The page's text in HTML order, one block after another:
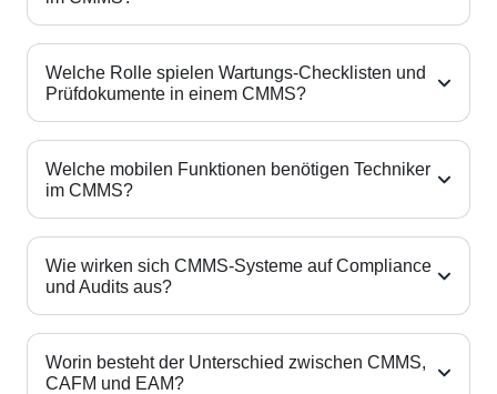
Welche Rolle spielen Wartungs-Checklisten und
Prüfdokumente in einem CMMS?
Welche mobilen Funktionen benötigen Techniker
im CMMS?
Wie wirken sich CMMS-Systeme auf Compliance
und Audits aus?
Worin besteht der Unterschied zwischen CMMS,
CAFM und EAM?